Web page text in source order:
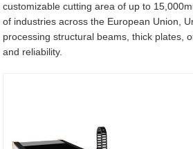
customizable cutting area of up to
of industries across the European Union,
processing structural beams, thick plates,
and reliability.